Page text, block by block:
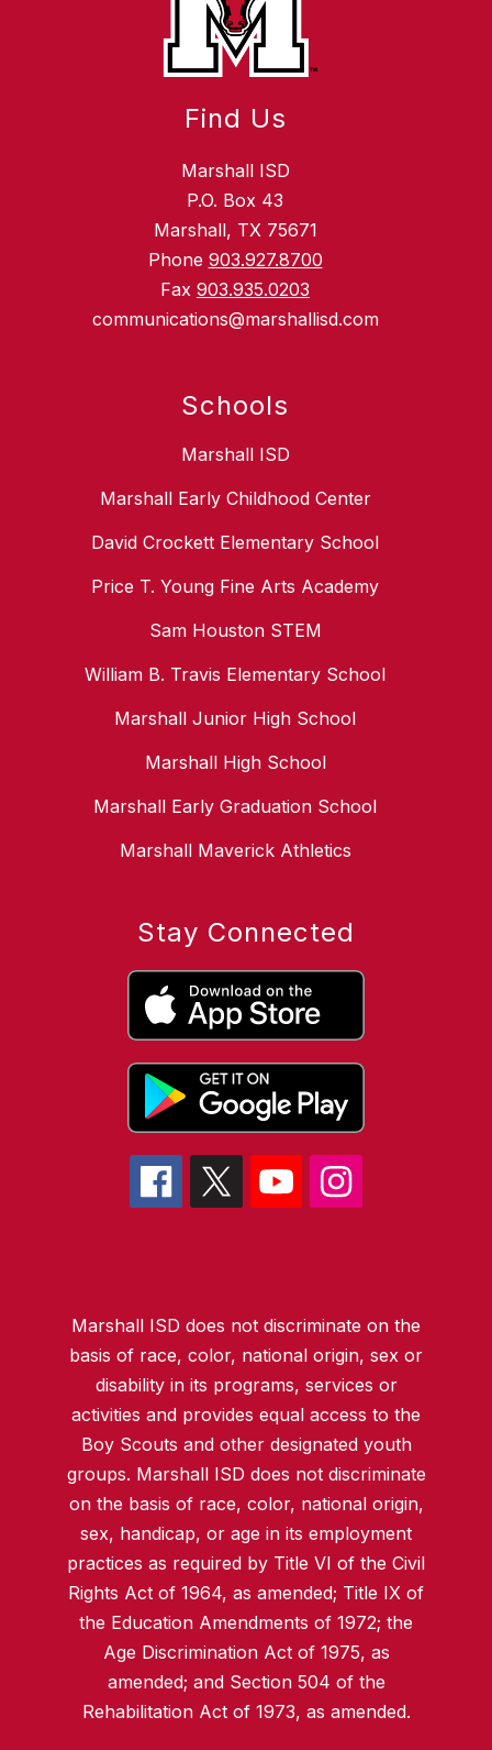
Find Us
Marshall ISD
P.O. Box 43
Marshall, TX 75671
Phone 903.927.8700
Fax 903.935.0203
communications@marshallisd.com
Schools
Marshall ISD
Marshall Early Childhood Center
David Crockett Elementary School
Price T. Young Fine Arts Academy
Sam Houston STEM
William B. Travis Elementary School
Marshall Junior High School
Marshall High School
Marshall Early Graduation School
Marshall Maverick Athletics
Stay Connected
Marshall ISD does not discriminate on the
basis of race, color, national origin, sex or
disability in its programs, services or
activities and provides equal access to the
Boy Scouts and other designated youth
groups. Marshall ISD does not discriminate
on the basis of race, color, national origin,
sex, handicap, or age in its employment
practices as required by Title VI of the Civil
Rights Act of 1964, as amended; Title IX of
the Education Amendments of 1972; the
Age Discrimination Act of 1975, as
amended; and Section 504 of the
Rehabilitation Act of 1973, as amended.